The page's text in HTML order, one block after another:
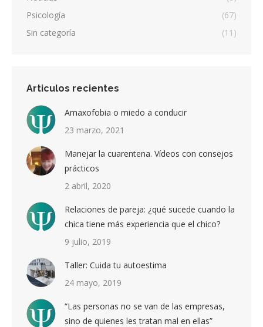
Psicología
(67)
Sin categoría
(11)
Articulos recientes
Amaxofobia o miedo a conducir
23 marzo, 2021
Manejar la cuarentena. Vídeos con consejos
prácticos
2 abril, 2020
Relaciones de pareja: ¿qué sucede cuando la
chica tiene más experiencia que el chico?
9 julio, 2019
Taller: Cuida tu autoestima
24 mayo, 2019
“Las personas no se van de las empresas,
sino de quienes les tratan mal en ellas”